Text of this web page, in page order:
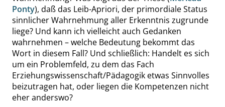
Ponty), daß das Leib-Apriori, der primordiale Status
sinnlicher Wahrnehmung aller Erkenntnis zugrunde
liege? Und kann ich vielleicht auch Gedanken
wahrnehmen – welche Bedeutung bekommt das
Wort in diesem Fall? Und schließlich: Handelt es sich
um ein Problemfeld, zu dem das Fach
Erziehungswissenschaft/Pädagogik etwas Sinnvolles
beizutragen hat, oder liegen die Kompetenzen nicht
eher anderswo?